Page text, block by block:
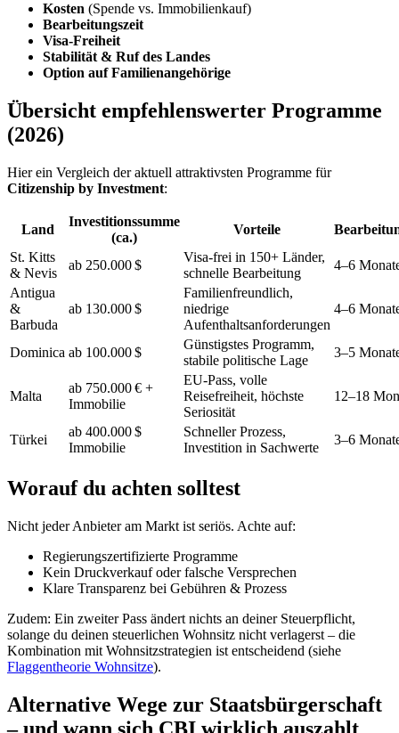
Kosten (Spende vs. Immobilienkauf)
Bearbeitungszeit
Visa-Freiheit
Stabilität & Ruf des Landes
Option auf Familienangehörige
Übersicht empfehlenswerter Programme
(2026)
Hier ein Vergleich der aktuell attraktivsten Programme für
Citizenship by Investment:
Land
Investitionssumme
(ca.)
Vorteile
St. Kitts
& Nevis
ab 250.000 $
Visa-frei in 150+ Länder,
schnelle Bearbeitung
4–6
Antigua
&
Barbuda
ab 130.000 $
Familienfreundlich,
niedrige
Aufenthaltsanforderungen
4–6
Dominica ab 100.000 $
Günstigstes Programm,
stabile politische Lage
3–5
Malta
ab 750.000 € +
Immobilie
EU-Pass, volle
Reisefreiheit, höchste
Seriosität
12–18
Türkei
ab 400.000 $
Immobilie
Schneller Prozess,
Investition in Sachwerte
3–6
Worauf du achten solltest
Nicht jeder Anbieter am Markt ist seriös. Achte auf:
Regierungszertifizierte Programme
Kein Druckverkauf oder falsche Versprechen
Klare Transparenz bei Gebühren & Prozess
Zudem: Ein zweiter Pass ändert nichts an deiner Steuerpflicht,
solange du deinen steuerlichen Wohnsitz nicht verlagerst – die
Kombination mit Wohnsitzstrategien ist entscheidend (siehe
Flaggentheorie Wohnsitze).
Alternative Wege zur Staatsbürgerschaft
– und wann sich CBI wirklich auszahlt